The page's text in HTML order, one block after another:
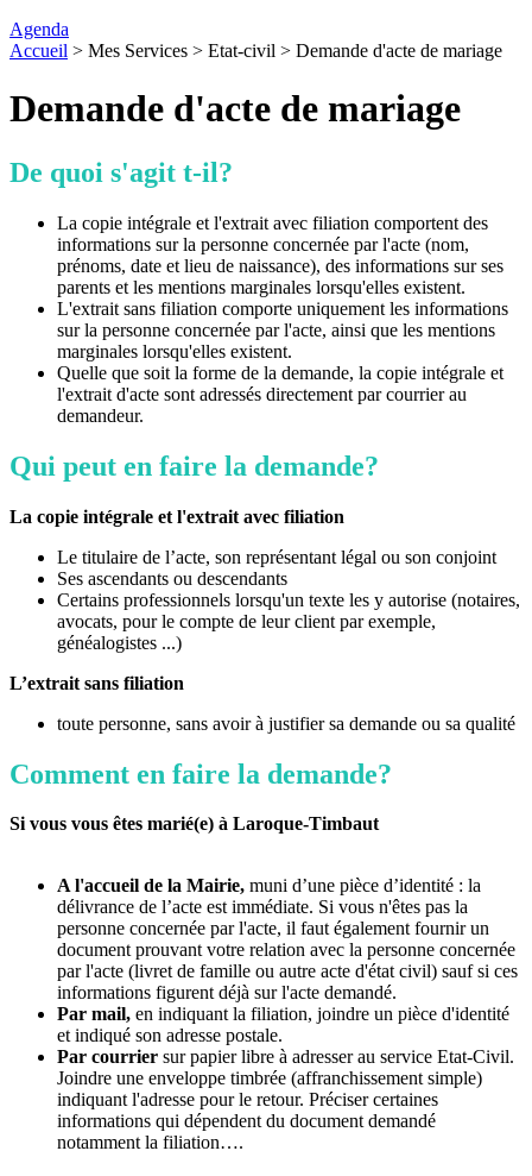
Agenda
Accueil > Mes Services > Etat-civil > Demande d'acte de mariage
Demande d'acte de mariage
De quoi s'agit t-il?
La copie intégrale et l'extrait avec filiation comportent des
informations sur la personne concernée par l'acte (nom,
prénoms, date et lieu de naissance), des informations sur ses
parents et les mentions marginales lorsqu'elles existent.
L'extrait sans filiation comporte uniquement les informations
sur la personne concernée par l'acte, ainsi que les mentions
marginales lorsqu'elles existent.
Quelle que soit la forme de la demande, la copie intégrale et
l'extrait d'acte sont adressés directement par courrier au
demandeur.
Qui peut en faire la demande?
La copie intégrale et l'extrait avec filiation
Le titulaire de l’acte, son représentant légal ou son conjoint
Ses ascendants ou descendants
Certains professionnels lorsqu'un texte les y autorise (notaires,
avocats, pour le compte de leur client par exemple,
généalogistes ...)
L’extrait sans filiation
toute personne, sans avoir à justifier sa demande ou sa qualité
Comment en faire la demande?
Si vous vous êtes marié(e) à Laroque-Timbaut
A l'accueil de la Mairie, muni d’une pièce d’identité : la
délivrance de l’acte est immédiate. Si vous n'êtes pas la
personne concernée par l'acte, il faut également fournir un
document prouvant votre relation avec la personne concernée
par l'acte (livret de famille ou autre acte d'état civil) sauf si ces
informations figurent déjà sur l'acte demandé.
Par mail, en indiquant la filiation, joindre un pièce d'identité
et indiqué son adresse postale.
Par courrier sur papier libre à adresser au service Etat-Civil.
Joindre une enveloppe timbrée (affranchissement simple)
indiquant l'adresse pour le retour. Préciser certaines
informations qui dépendent du document demandé
notamment la filiation….